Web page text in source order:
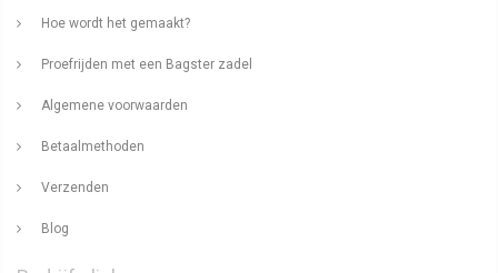
Hoe wordt het gemaakt?
Proefrijden met een Bagster zadel
Algemene voorwaarden
Betaalmethoden
Verzenden
Blog